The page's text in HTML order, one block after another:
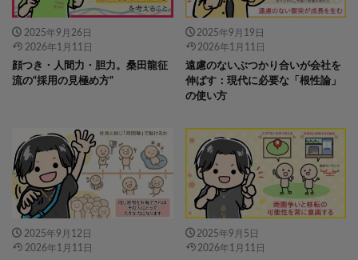
2025年9月26日
2026年1月11日
顔つき・人間力・胆力。桑田龍征
流の“採用の見極め方”
2025年9月19日
2026年1月11日
遠慮のないぶつかり合いが会社を
伸ばす：現代に必要な「根性論」
の使い方
2025年9月12日
2026年1月11日
2025年9月5日
2026年1月11日